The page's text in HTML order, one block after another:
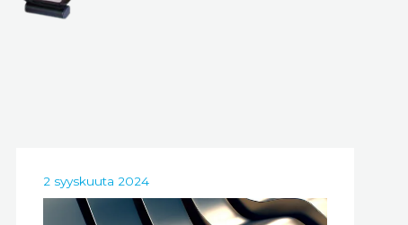
2 syyskuuta 2024